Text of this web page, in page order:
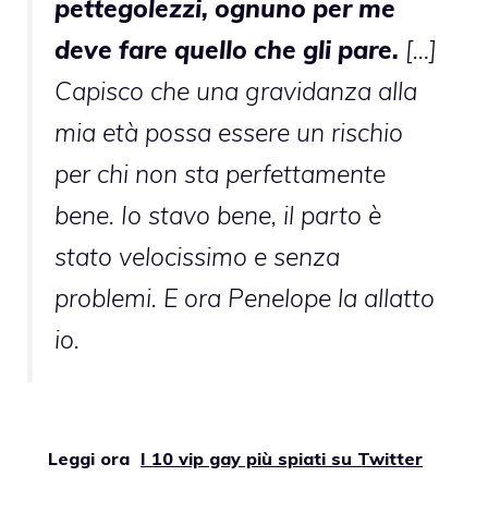
pettegolezzi, ognuno per me
deve fare quello che gli pare. […]
Capisco che una gravidanza alla
mia età possa essere un rischio
per chi non sta perfettamente
bene. Io stavo bene, il parto è
stato velocissimo e senza
problemi. E ora Penelope la allatto
io.
Leggi ora I 10 vip gay più spiati su Twitter